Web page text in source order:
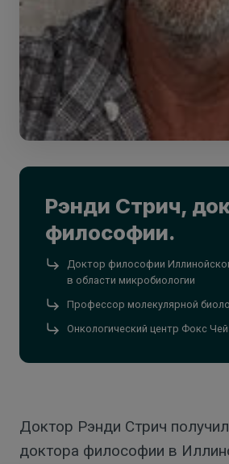
Рэнди Стрич,
философии.
Доктор философии
в области микробиологии
Профессор молекулярной
Онкологический центр Фокс
Доктор Рэнди Стрич получил
доктора философии в